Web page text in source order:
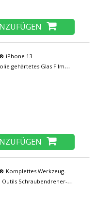
iPhone 13
gehärtetes Glas Film
Komplettes Werkzeug-
Outils Schraubendreher-
Set – für Apple iPhone